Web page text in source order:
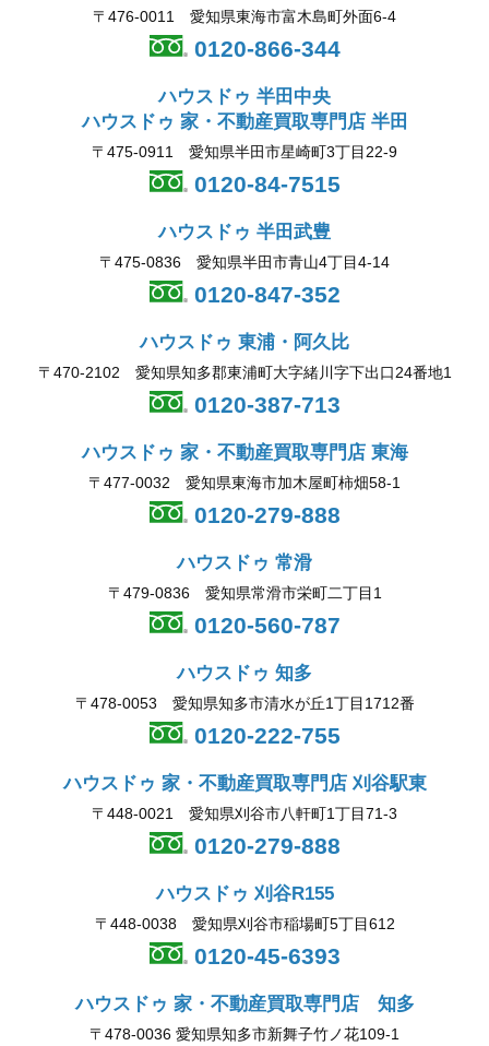
〒476-0011 愛知県東海市富木島町外面6-4
0120-866-344
ハウスドゥ 半田中央
ハウスドゥ 家・不動産買取専門店 半田
〒475-0911 愛知県半田市星崎町3丁目22-9
0120-84-7515
ハウスドゥ 半田武豊
〒475-0836 愛知県半田市青山4丁目4-14
0120-847-352
ハウスドゥ 東浦・阿久比
〒470-2102 愛知県知多郡東浦町大字緒川字下出口24番地1
0120-387-713
ハウスドゥ 家・不動産買取専門店 東海
〒477-0032 愛知県東海市加木屋町柿畑58-1
0120-279-888
ハウスドゥ 常滑
〒479-0836 愛知県常滑市栄町二丁目1
0120-560-787
ハウスドゥ 知多
〒478-0053 愛知県知多市清水が丘1丁目1712番
0120-222-755
ハウスドゥ 家・不動産買取専門店 刈谷駅東
〒448-0021 愛知県刈谷市八軒町1丁目71-3
0120-279-888
ハウスドゥ 刈谷R155
〒448-0038 愛知県刈谷市稲場町5丁目612
0120-45-6393
ハウスドゥ 家・不動産買取専門店 知多
〒478-0036 愛知県知多市新舞子竹ノ花109-1